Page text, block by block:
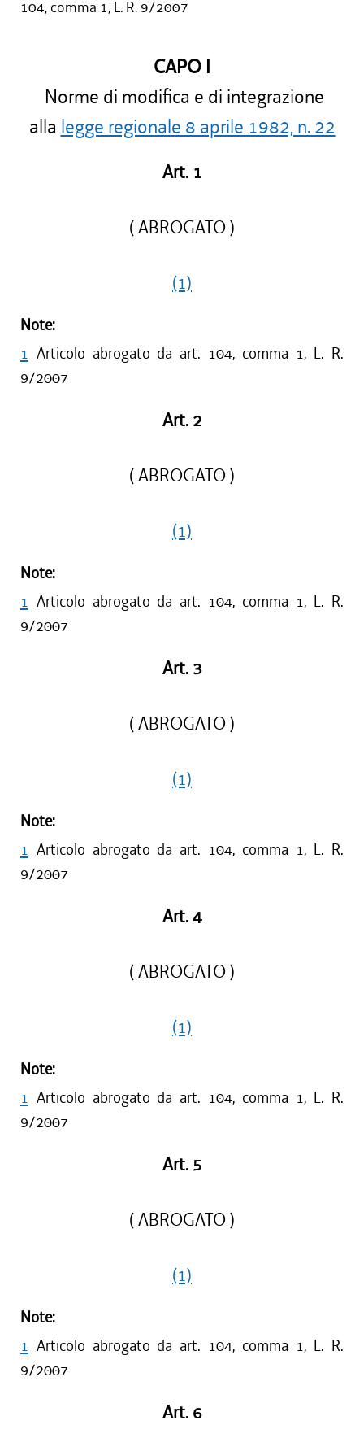
104, comma 1, L. R. 9/2007
CAPO I
Norme di modifica e di integrazione
alla legge regionale 8 aprile 1982, n. 22
Art. 1
( ABROGATO )
(1)
Note:
1 Articolo abrogato da art. 104, comma 1, L. R.
9/2007
Art. 2
( ABROGATO )
(1)
Note:
1 Articolo abrogato da art. 104, comma 1, L. R.
9/2007
Art. 3
( ABROGATO )
(1)
Note:
1 Articolo abrogato da art. 104, comma 1, L. R.
9/2007
Art. 4
( ABROGATO )
(1)
Note:
1 Articolo abrogato da art. 104, comma 1, L. R.
9/2007
Art. 5
( ABROGATO )
(1)
Note:
1 Articolo abrogato da art. 104, comma 1, L. R.
9/2007
Art. 6